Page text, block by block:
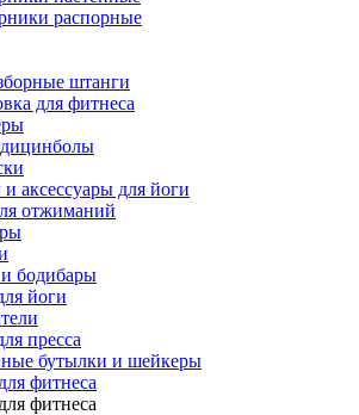
распорные
штанги
для фитнеса
аксессуары для йоги
отжиманий
бодибары
йоги
пресса
бутылки и шейкеры
фитнеса
фитнеса